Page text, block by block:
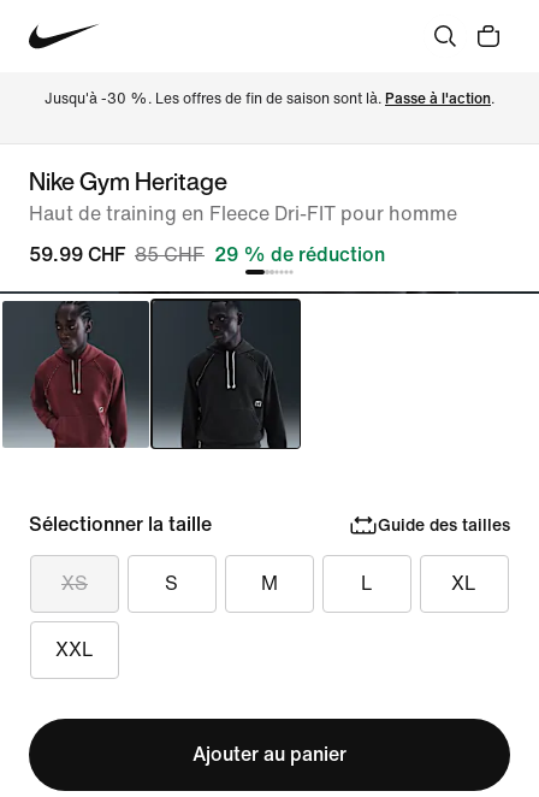
Jusqu'à -30 %. Les offres de fin de saison sont là. Passe à l'action.
Nike Gym Heritage
Haut de training en Fleece Dri-FIT pour homme
59.99 CHF 85 CHF 29 % de réduction
Sélectionner la taille Guide des tailles
XS S M L XL
XXL
Ajouter au panier